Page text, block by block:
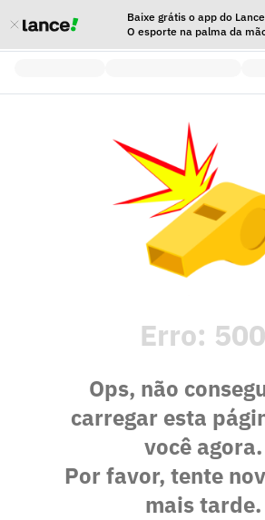
Baixe grátis o app do
O esporte na palma da
Erro: 500
Ops, não
carregar esta
você agora.
Por favor, tente
mais tarde.